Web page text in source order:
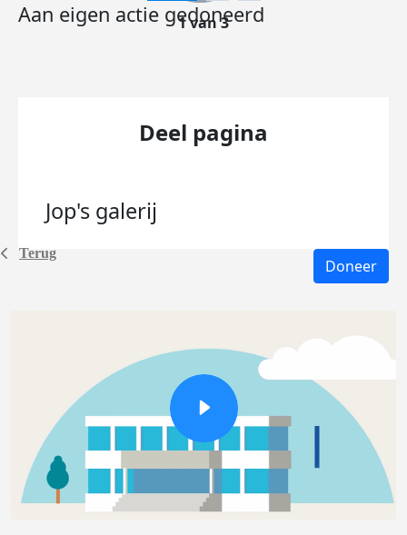
Terug
Aan eigen actie gedoneerd
1 van 3
Deel pagina
Jop's galerij
Doneer